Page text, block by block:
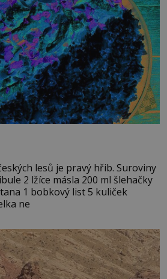
lesů je pravý hřib. Suroviny
2 lžíce másla 200 ml šlehačky
1 bobkový list 5 kuliček
ne